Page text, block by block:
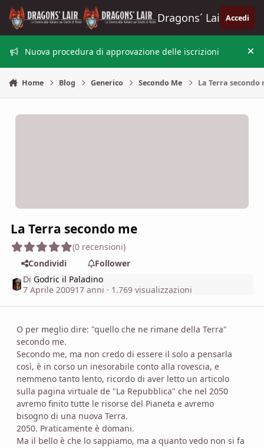
Vai al contenuto
Dragons´ Lair Accedi
Nuova procedura di approvazione delle iscrizioni
Home Blog Generico Secondo Me La Terra secondo
La Terra secondo me
(0 recensioni)
Condividi
Follower
Di Godric il Paladino
7 Aprile 200917 anni · 1.769 visualizzazioni
O per meglio dire: "quello che ne rimane della Terra"
secondo me.
Secondo me, ma non credo di essere il solo a pensarla
così, è in corso un inesorabile conto alla rovescia, e
nemmeno tanto lento, ricordo di aver letto un articolo
sulla pagina virtuale de "La Repubblica" che nel 2050
avremo finito tutte le risorse del Pianeta e avremo
bisogno di una nuova Terra.
2050. Praticamente è domani.
Ma il bello è che lo sappiamo, ma a quanto vedo non si fa